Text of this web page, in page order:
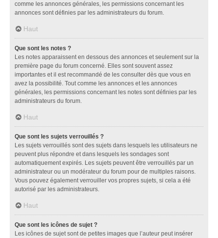
comme les annonces générales, les permissions concernant les
annonces sont définies par les administrateurs du forum.
Haut
Que sont les notes ?
Les notes apparaissent en dessous des annonces et seulement sur la
première page du forum concerné. Elles sont souvent assez
importantes et il est recommandé de les consulter dès que vous en
avez la possibilité. Tout comme les annonces et les annonces
générales, les permissions concernant les notes sont définies par les
administrateurs du forum.
Haut
Que sont les sujets verrouillés ?
Les sujets verrouillés sont des sujets dans lesquels les utilisateurs ne
peuvent plus répondre et dans lesquels les sondages sont
automatiquement expirés. Les sujets peuvent être verrouillés par un
administrateur ou un modérateur du forum pour de multiples raisons.
Vous pouvez également verrouiller vos propres sujets, si cela a été
autorisé par les administrateurs.
Haut
Que sont les icônes de sujet ?
Les icônes de sujet sont de petites images que l’auteur peut insérer